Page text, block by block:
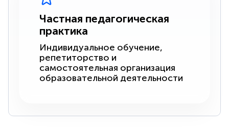
Частная педагогическая
практика
Индивидуальное обучение,
репетиторство и
самостоятельная организация
образовательной деятельности